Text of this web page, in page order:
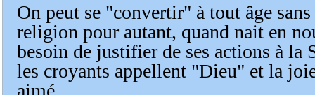
On peut se "convertir" à tout âge sans
religion pour autant, quand nait en
besoin de justifier de ses actions à la
les croyants appellent "Dieu" et la
aimé...